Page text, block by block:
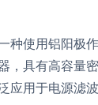
种使用铝阳极
，具有高容量
应用于电源滤